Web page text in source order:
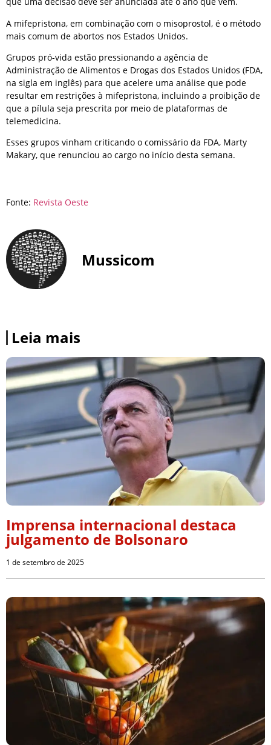
A mifepristona, em combinação com o misoprostol, é o método
mais comum de abortos nos Estados Unidos.
Grupos pró-vida estão pressionando a agência de
Administração de Alimentos e Drogas dos Estados Unidos (FDA,
na sigla em inglês) para que acelere uma análise que pode
resultar em restrições à mifepristona, incluindo a proibição de
que a pílula seja prescrita por meio de plataformas de
telemedicina.
Esses grupos vinham criticando o comissário da FDA, Marty
Makary, que renunciou ao cargo no início desta semana.
Fonte: Revista Oeste
Mussicom
Leia mais
Imprensa internacional destaca
julgamento de Bolsonaro
1 de setembro de 2025